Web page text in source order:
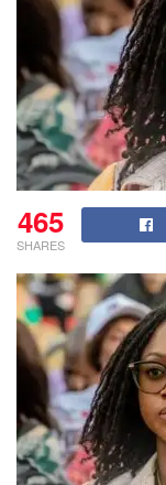
465
SHARES